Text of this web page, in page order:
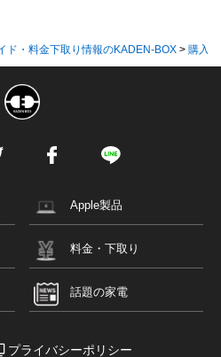
ド・料金下取り情報のKADEN-BOX > 購入
Apple製品
料金・下取り
話題の家電
プライバシーポリシー